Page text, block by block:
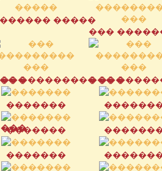
�����
���
��������� ���
���
�������
�������
�������